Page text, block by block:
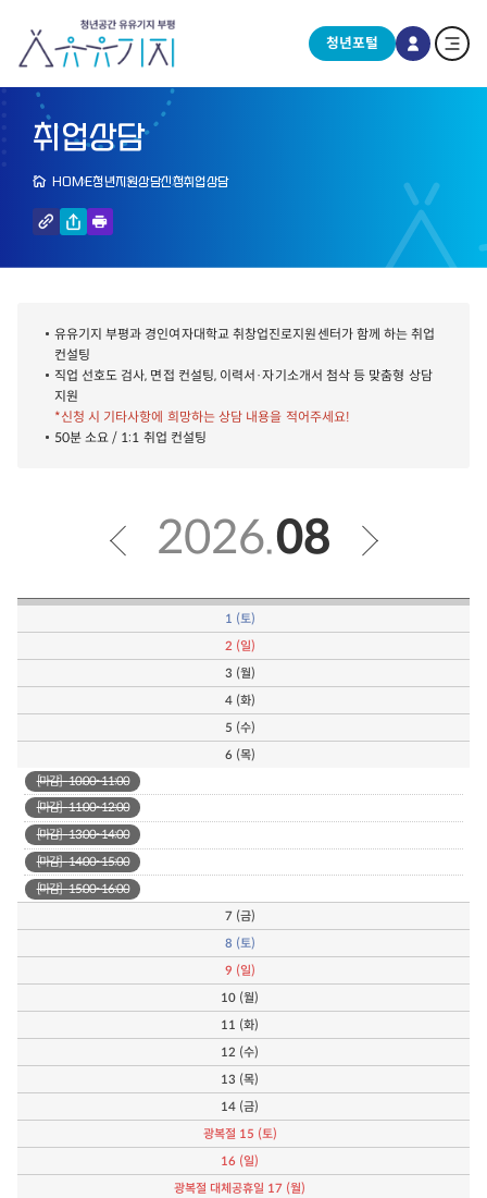
청년포털
취업상담
HOME청년지원상담신청취업상담
유유기지 부평과 경인여자대학교 취창업진로지원센터가 함께 하는 취업
컨설팅
직업 선호도 검사, 면접 컨설팅, 이력서·자기소개서 첨삭 등 맞춤형 상담
지원
*신청 시 기타사항에 희망하는 상담 내용을 적어주세요!
50분 소요 / 1:1 취업 컨설팅
2026.08
1 (토)
2 (일)
3 (월)
4 (화)
5 (수)
6 (목)
[마감] 10:00~11:00
[마감] 11:00~12:00
[마감] 13:00~14:00
[마감] 14:00~15:00
[마감] 15:00~16:00
7 (금)
8 (토)
9 (일)
10 (월)
11 (화)
12 (수)
13 (목)
14 (금)
광복절 15 (토)
16 (일)
광복절 대체공휴일 17 (월)